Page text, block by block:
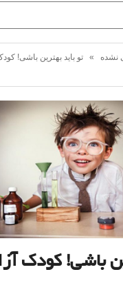
نشده » تو باید بهترین باشی!
باشی! کودک